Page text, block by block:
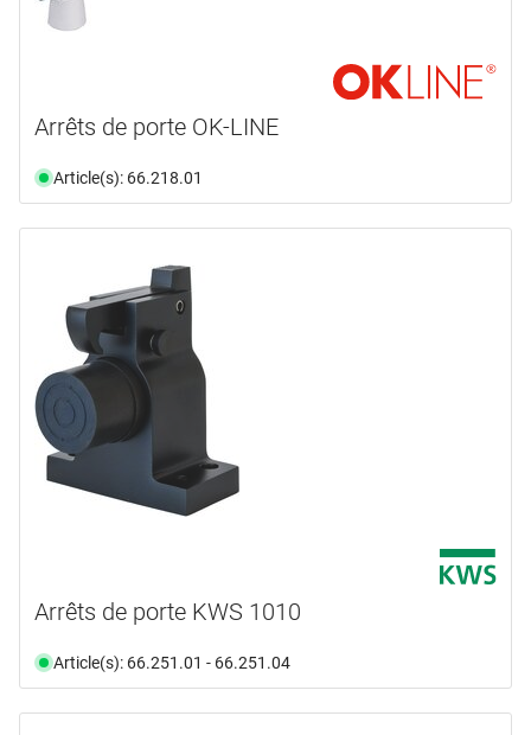
Arrêts de porte OK-LINE
Article(s): 66.218.01
Arrêts de porte KWS 1010
Article(s): 66.251.01 - 66.251.04